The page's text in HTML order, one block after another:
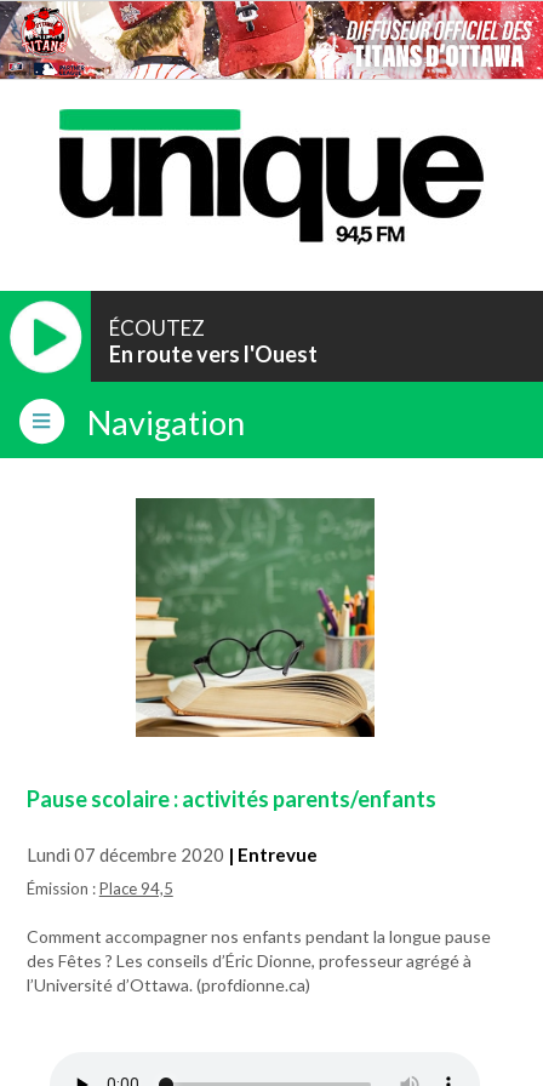
ÉCOUTEZ
En route vers l'Ouest
Navigation
Pause scolaire : activités parents/enfants
Lundi 07 décembre 2020 | Entrevue
Émission :Place 94,5
Comment accompagner nos enfants pendant la longue pause
des Fêtes ? Les conseils d’Éric Dionne, professeur agrégé à
l’Université d’Ottawa. (profdionne.ca)